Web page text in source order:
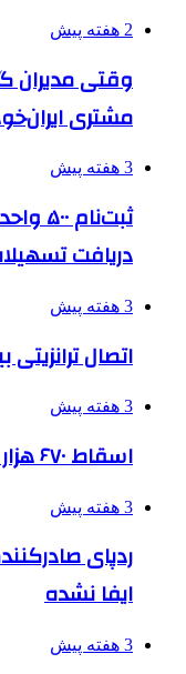
2 هفته پیش
وقتی مدیران
مشتری
3 هفته پیش
دریافت
3 هفته پیش
اتصال
3 هفته پیش
اسقاط ۶۷۰ هزار خودروی فرسوده طی ۳ سال
3 هفته پیش
ردپای
ایفا نشده
3 هفته پیش